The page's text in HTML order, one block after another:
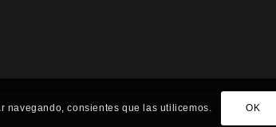
navegando, consientes que las utilicemos. OK